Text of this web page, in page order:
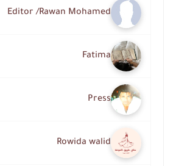
Editor /Rawan Mohamed
Fatima
Press
Rowida walid